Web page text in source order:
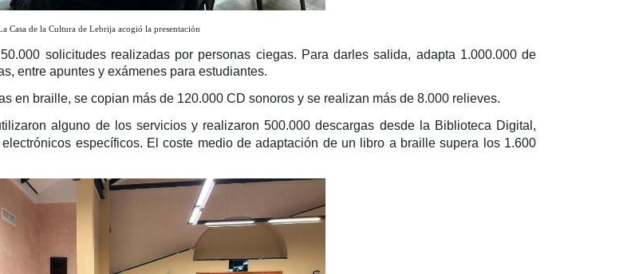
Casa de la Cultura de Lebrija acogió la presentación
solicitudes realizadas por personas ciegas. Para darles salida, adapta 1.000.000 de
entre apuntes y exámenes para estudiantes.
en braille, se copian más de 120.000 CD sonoros y se realizan más de 8.000 relieves.
alguno de los servicios y realizaron 500.000 descargas desde la Biblioteca Digital,
específicos. El coste medio de adaptación de un libro a braille supera los 1.600